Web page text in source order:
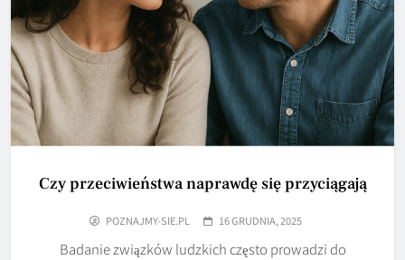
Czy przeciwieństwa naprawdę się przyciągają
POZNAJMY-SIE.PL 16 GRUDNIA, 2025
Badanie związków ludzkich często prowadzi do